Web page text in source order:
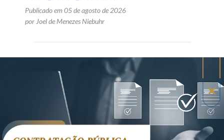
Publicado em 05 de agosto de 2026
por Joel de Menezes Niebuhr